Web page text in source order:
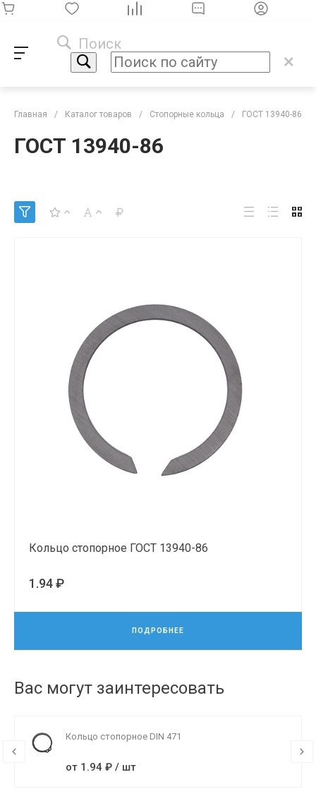
Поиск
Главная / Каталог товаров / Стопорные кольца / ГОСТ 13940-86
ГОСТ 13940-86
Кольцо стопорное ГОСТ 13940-86
1.94 ₽
ПОДРОБНЕЕ
Вас могут заинтересовать
Кольцо стопорное DIN 471
от 1.94 ₽ / шт